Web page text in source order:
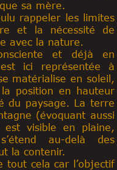
sa mère.
rappeler les limites
et la nécessité de
avec la nature.
et déjà en
ici représentée à
matérialise en soleil,
position en hauteur
du paysage. La terre
(évoquant aussi
est visible en plaine,
au-delà des
la contenir.
tout cela car l’objectif